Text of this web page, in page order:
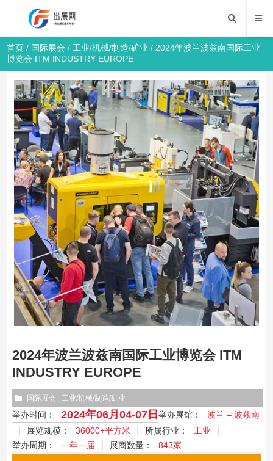
首页 / 国际展会 / 工业/机械/制造/矿业 / 2024年波兰波兹南国际工业
博览会 ITM INDUSTRY EUROPE
2024年波兰波兹南国际工业博览会 ITM
INDUSTRY EUROPE
国际展会 工业/机械/制造/矿业
举办时间： 2024年06月04-07日 举办展馆：
波兰 – 波兹南
展览规模：
36000+平方米 所属行业：
工业
举办周期：
一年一届 展商数量： 843家